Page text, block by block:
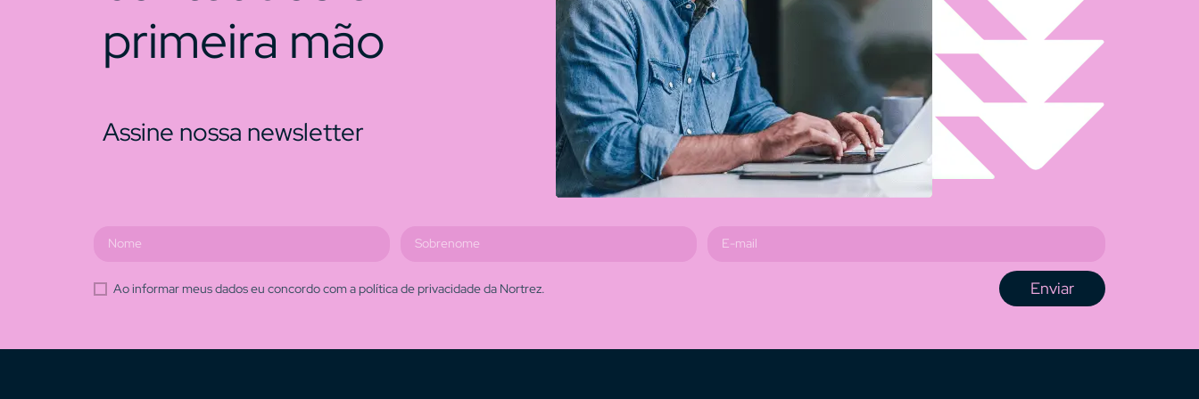
primeira mão
Assine nossa newsletter
Ao informar meus dados eu concordo com a política de privacidade da Nortrez. Enviar